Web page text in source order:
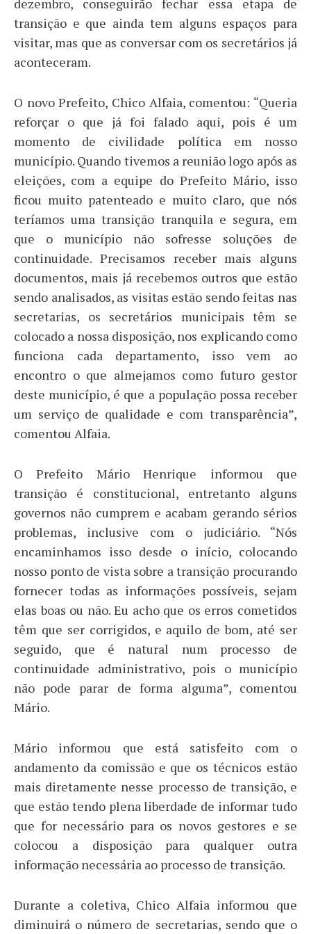
dezembro, conseguirão fechar essa etapa de
transição e que ainda tem alguns espaços para
visitar, mas que as conversar com os secretários já
aconteceram.
O novo Prefeito, Chico Alfaia, comentou: “Queria
reforçar o que já foi falado aqui, pois é um
momento de civilidade política em nosso
município. Quando tivemos a reunião logo após as
eleições, com a equipe do Prefeito Mário, isso
ficou muito patenteado e muito claro, que nós
teríamos uma transição tranquila e segura, em
que o município não sofresse soluções de
continuidade. Precisamos receber mais alguns
documentos, mais já recebemos outros que estão
sendo analisados, as visitas estão sendo feitas nas
secretarias, os secretários municipais têm se
colocado a nossa disposição, nos explicando como
funciona cada departamento, isso vem ao
encontro o que almejamos como futuro gestor
deste município, é que a população possa receber
um serviço de qualidade e com transparência”,
comentou Alfaia.
O Prefeito Mário Henrique informou que
transição é constitucional, entretanto alguns
governos não cumprem e acabam gerando sérios
problemas, inclusive com o judiciário. “Nós
encaminhamos isso desde o início, colocando
nosso ponto de vista sobre a transição procurando
fornecer todas as informações possíveis, sejam
elas boas ou não. Eu acho que os erros cometidos
têm que ser corrigidos, e aquilo de bom, até ser
seguido, que é natural num processo de
continuidade administrativo, pois o município
não pode parar de forma alguma”, comentou
Mário.
Mário informou que está satisfeito com o
andamento da comissão e que os técnicos estão
mais diretamente nesse processo de transição, e
que estão tendo plena liberdade de informar tudo
que for necessário para os novos gestores e se
colocou a disposição para qualquer outra
informação necessária ao processo de transição.
Durante a coletiva, Chico Alfaia informou que
diminuirá o número de secretarias, sendo que o